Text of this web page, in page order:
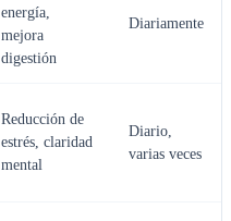
energía,
mejora
digestión
Diariamente
Reducción de
estrés, claridad
mental
Diario,
varias veces